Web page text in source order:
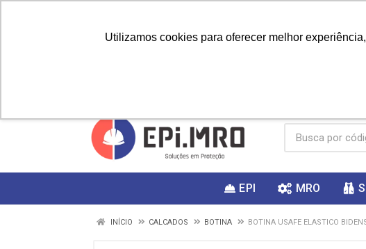
Utilizamos cookies para oferecer melhor
EPI MRO
INÍCIO CALCADOS BOTINA BOTINA USAFE ELASTICO